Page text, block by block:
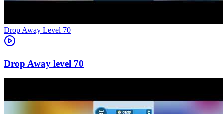
Level 70
70